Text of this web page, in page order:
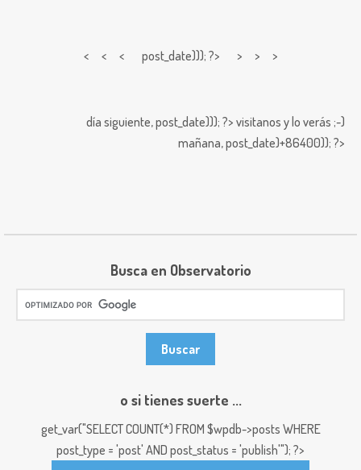
< < < post_date))); ?> > > >
día siguiente,post_date))); ?> visitanos y lo verás ;-)
mañana,post_date)+86400)); ?>
Busca en Observatorio
o si tienes suerte ...
get_var("SELECT COUNT(*) FROM $wpdb->posts WHERE
post_type = 'post' AND post_status = 'publish'"); ?>